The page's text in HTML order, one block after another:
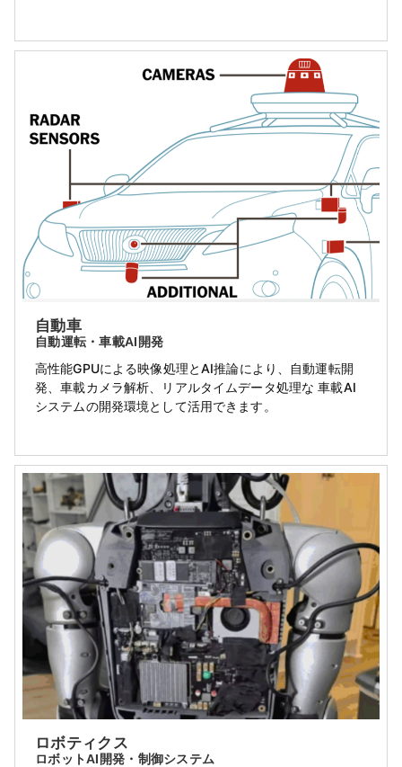
自動車
自動運転・車載AI開発
高性能GPUによる映像処理とAI推論により、自動運転開
発、車載カメラ解析、リアルタイムデータ処理な 車載AI
システムの開発環境として活用できます。
ロボティクス
ロボットAI開発・制御システム